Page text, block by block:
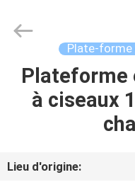
PRODUITS
MACHINERY
Reserved.
Plate-forme
Plateforme
à ciseaux
Lieu d'origine: